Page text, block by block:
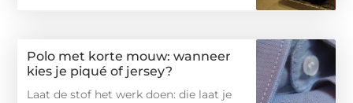
Polo met korte mouw: wanneer
kies je piqué of jersey?
Laat de stof het werk doen: die laat je